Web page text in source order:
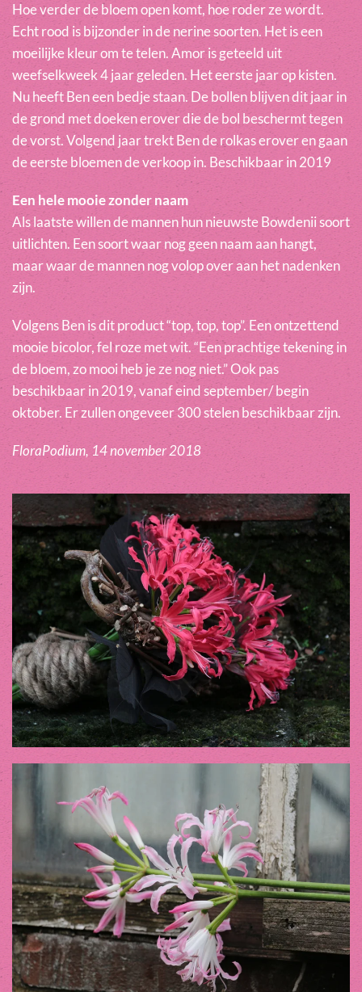
Hoe verder de bloem open komt, hoe roder ze wordt.
Echt rood is bijzonder in de nerine soorten. Het is een
moeilijke kleur om te telen. Amor is geteeld uit
weefselkweek 4 jaar geleden. Het eerste jaar op kisten.
Nu heeft Ben een bedje staan. De bollen blijven dit jaar in
de grond met doeken erover die de bol beschermt tegen
de vorst. Volgend jaar trekt Ben de rolkas erover en gaan
de eerste bloemen de verkoop in. Beschikbaar in 2019
Een hele mooie zonder naam
Als laatste willen de mannen hun nieuwste Bowdenii soort
uitlichten. Een soort waar nog geen naam aan hangt,
maar waar de mannen nog volop over aan het nadenken
zijn.
Volgens Ben is dit product “top, top, top”. Een ontzettend
mooie bicolor, fel roze met wit. “Een prachtige tekening in
de bloem, zo mooi heb je ze nog niet.” Ook pas
beschikbaar in 2019, vanaf eind september/ begin
oktober. Er zullen ongeveer 300 stelen beschikbaar zijn.
FloraPodium, 14 november 2018